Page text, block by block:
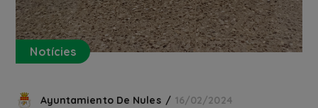
Notícies
Ayuntamiento De Nules 16/02/2024